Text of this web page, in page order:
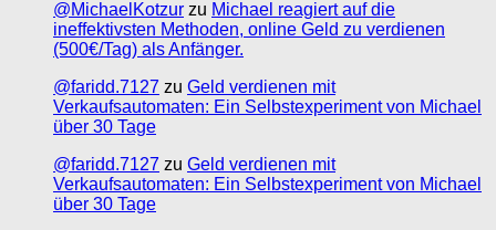
@MichaelKotzur zu Michael reagiert auf die
ineffektivsten Methoden, online Geld zu verdienen
(500€/Tag) als Anfänger.
@faridd.7127 zu Geld verdienen mit
Verkaufsautomaten: Ein Selbstexperiment von Michael
über 30 Tage
@faridd.7127 zu Geld verdienen mit
Verkaufsautomaten: Ein Selbstexperiment von Michael
über 30 Tage